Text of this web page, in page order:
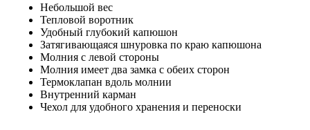
Небольшой вес
Тепловой воротник
Удобный глубокий капюшон
Затягивающаяся шнуровка по краю капюшона
Молния с левой стороны
Молния имеет два замка с обеих сторон
Термоклапан вдоль молнии
Внутренний карман
Чехол для удобного хранения и переноски